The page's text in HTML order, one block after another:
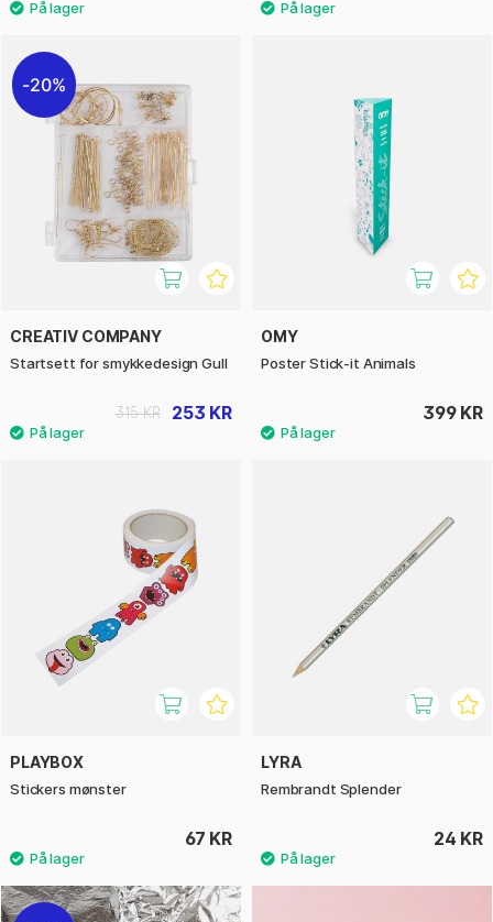
20%
CREATIV COMPANY
Startsett for smykkedesign Gull
253 KR
315 KR
OMY
Poster Stick-it Animals
399 KR
PLAYBOX
Stickers mønster
67 KR
LYRA
Rembrandt Splender
24 KR